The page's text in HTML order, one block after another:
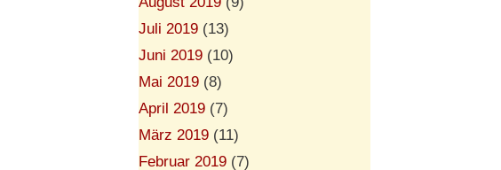
Juli 2019 (13)
Juni 2019 (10)
Mai 2019 (8)
April 2019 (7)
März 2019 (11)
Februar 2019 (7)